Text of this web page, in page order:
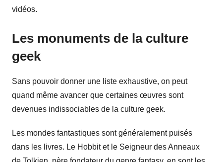
vidéos.
Les monuments de la culture
geek
Sans pouvoir donner une liste exhaustive, on peut
quand même avancer que certaines œuvres sont
devenues indissociables de la culture geek.
Les mondes fantastiques sont généralement puisés
dans les livres. Le Hobbit et le Seigneur des Anneaux